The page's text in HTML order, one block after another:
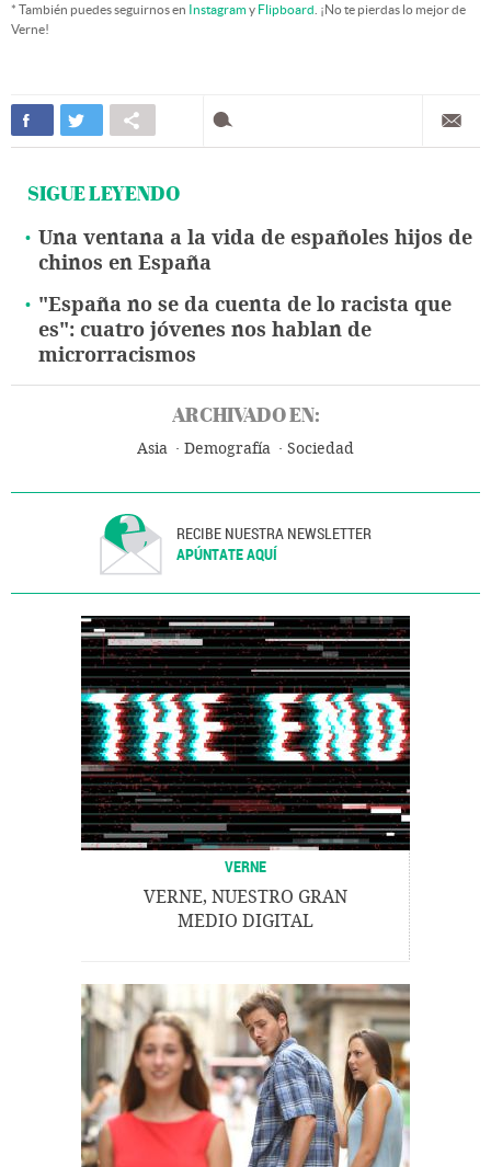
* También puedes seguirnos en Instagramy Flipboard . ¡No te pierdas lo mejor de
Verne!
SIGUE LEYENDO
Una ventana a la vida de españoles hijos de
chinos en España
"España no se da cuenta de lo racista que
es": cuatro jóvenes nos hablan de
microrracismos
ARCHIVADO EN:
Asia Demografía Sociedad
RECIBE NUESTRA NEWSLETTER
APÚNTATE AQUÍ
VERNE
VERNE, NUESTRO GRAN
MEDIO DIGITAL